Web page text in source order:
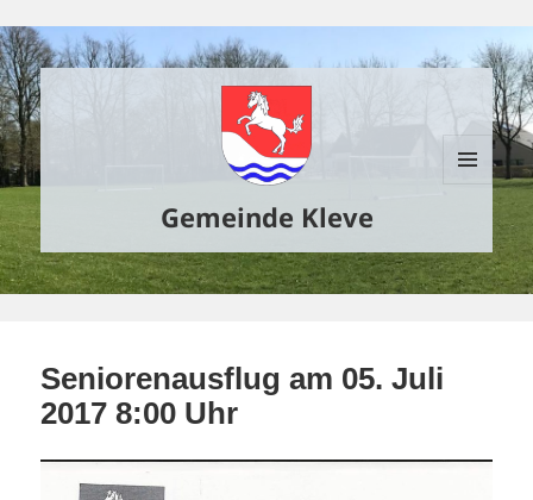
Gemeinde Kleve
WIDGETS
Seniorenausflug am 05. Juli
2017 8:00 Uhr